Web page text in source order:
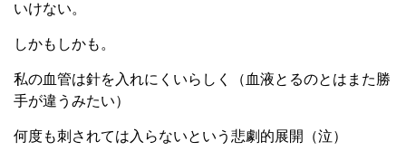
いけない。
しかもしかも。
私の血管は針を入れにくいらしく（血液とるのとはまた勝
手が違うみたい）
何度も刺されては入らないという悲劇的展開（泣）